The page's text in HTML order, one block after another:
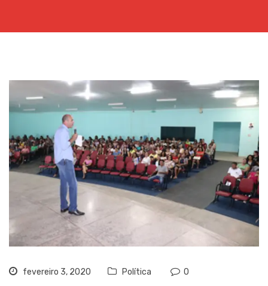
fevereiro 3, 2020 Política 0